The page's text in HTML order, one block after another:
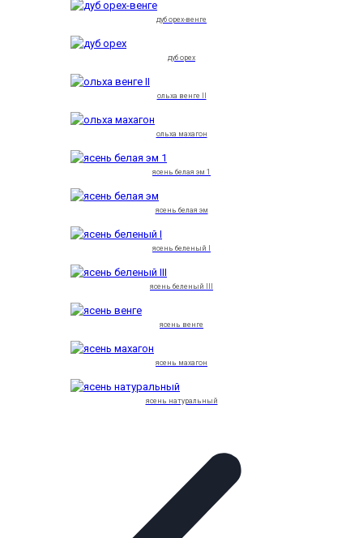
дуб орех-венге
дуб орех
ольха венге II
ольха махагон
ясень белая эм 1
ясень белая эм
ясень беленый I
ясень беленый III
ясень венге
ясень махагон
ясень натуральный